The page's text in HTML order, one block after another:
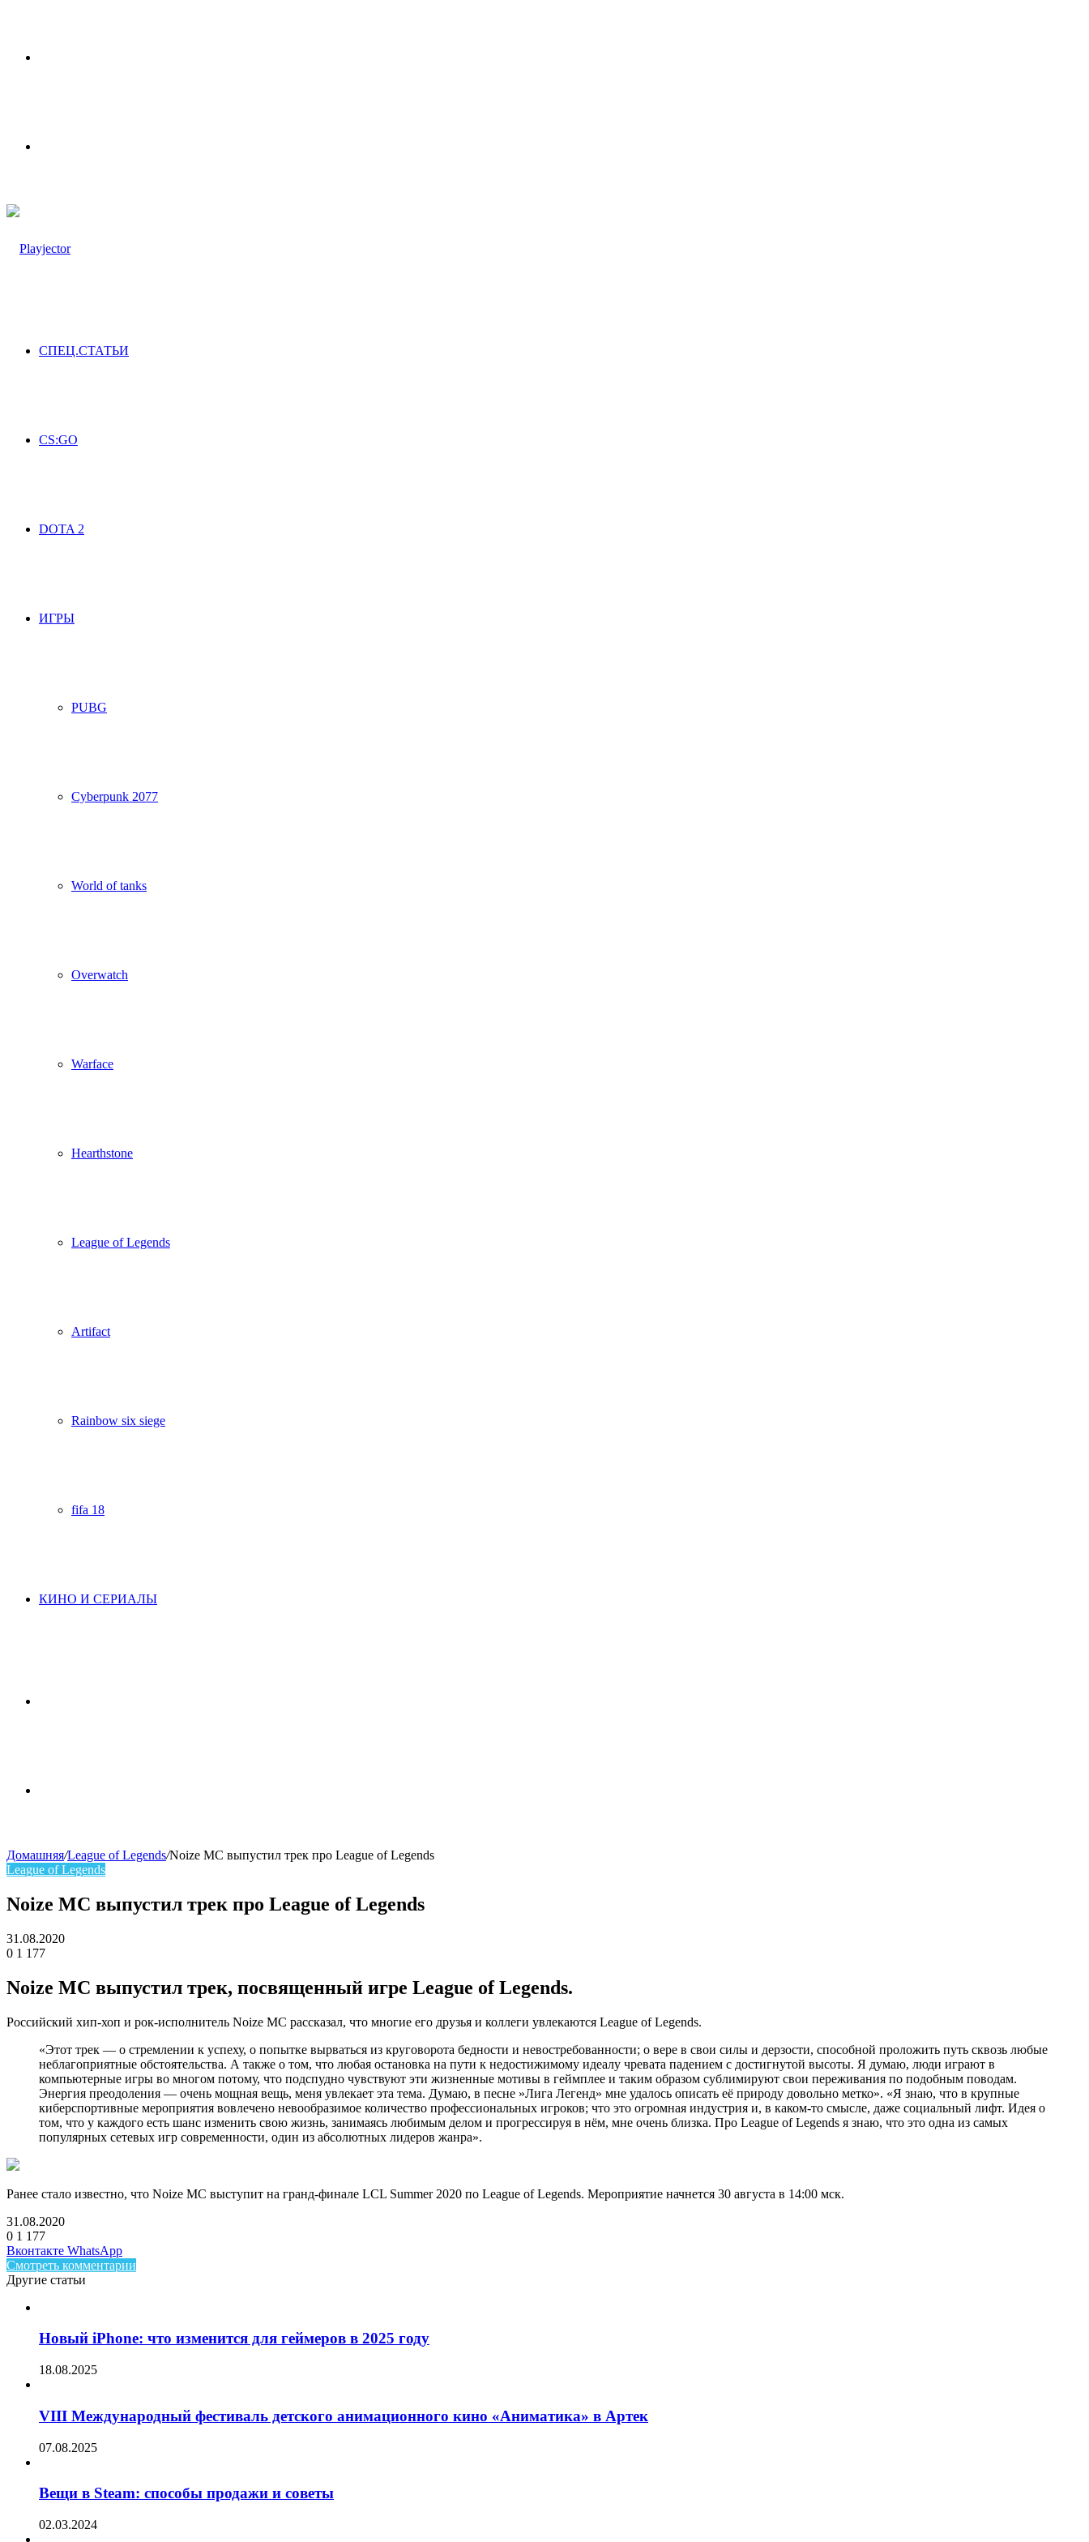
СПЕЦ.СТАТЬИ
CS:GO
DOTA 2
ИГРЫ
PUBG
Cyberpunk 2077
World of tanks
Overwatch
Warface
Hearthstone
League of Legends
Artifact
Rainbow six siege
fifa 18
КИНО И СЕРИАЛЫ
skin
Домашняя/League of Legends/Noize MC выпустил трек про League of Legends
League of Legends
Noize MC выпустил трек про League of Legends
31.08.2020
0 1 177
Noize MC выпустил трек, посвященный игре League of Legends.
Российский хип-хоп и рок-исполнитель Noize MC рассказал, что многие его друзья и коллеги увлекаются League of Legends.
«Этот трек — о стремлении к успеху, о попытке вырваться из круговорота бедности и невостребованности; о вере в свои силы и дерзости, способной проложить путь сквозь любые
неблагоприятные обстоятельства. А также о том, что любая остановка на пути к недостижимому идеалу чревата падением с достигнутой высоты. Я думаю, люди играют в
компьютерные игры во многом потому, что подспудно чувствуют эти жизненные мотивы в геймплее и таким образом сублимируют свои переживания по подобным поводам.
Энергия преодоления — очень мощная вещь, меня увлекает эта тема. Думаю, в песне »Лига Легенд» мне удалось описать её природу довольно метко». «Я знаю, что в крупные
киберспортивные мероприятия вовлечено невообразимое количество профессиональных игроков; что это огромная индустрия и, в каком-то смысле, даже социальный лифт. Идея о
том, что у каждого есть шанс изменить свою жизнь, занимаясь любимым делом и прогрессируя в нём, мне очень близка. Про League of Legends я знаю, что это одна из самых
популярных сетевых игр современности, один из абсолютных лидеров жанра».
Ранее стало известно, что Noize MC выступит на гранд-финале LCL Summer 2020 по League of Legends. Мероприятие начнется 30 августа в 14:00 мск.
31.08.2020
0 1 177
Facebook
Twitter
LinkedIn
Вконтакте WhatsAppTelegram
Смотреть комментарии
Другие статьи
Новый iPhone: что изменится для геймеров в 2025 году
18.08.2025
VIII Международный фестиваль детского анимационного кино «Аниматика» в Артек
07.08.2025
Вещи в Steam: способы продажи и советы
02.03.2024